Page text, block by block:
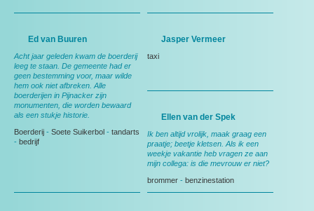
Ed van Buuren
Acht jaar geleden kwam de boerderij
leeg te staan. De gemeente had er
geen bestemming voor, maar wilde
hem ook niet afbreken. Alle
boerderijen in Pijnacker zijn
monumenten, die worden bewaard
als een stukje historie.
Boerderij - Soete Suikerbol - tandarts
- bedrijf
Jasper Vermeer
taxi
Ellen van der Spek
Ik ben altijd vrolijk, maak graag een
praatje; beetje kletsen. Als ik een
weekje vakantie heb vragen ze aan
mijn collega: is die mevrouw er niet?
brommer - benzinestation